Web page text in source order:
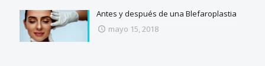
Antes y después de una Blefaroplastia
mayo 15, 2018